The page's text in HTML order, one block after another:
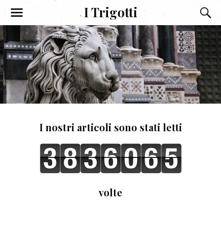
I Trigotti
I nostri articoli sono stati letti
volte